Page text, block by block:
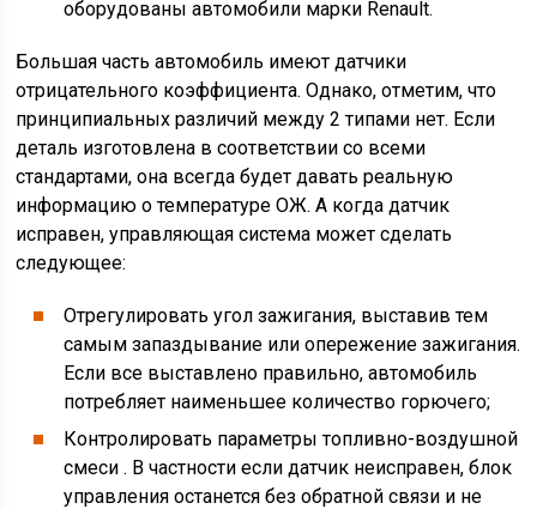
оборудованы автомобили марки Renault.
Большая часть автомобиль имеют датчики
отрицательного коэффициента. Однако, отметим, что
принципиальных различий между 2 типами нет. Если
деталь изготовлена в соответствии со всеми
стандартами, она всегда будет давать реальную
информацию о температуре ОЖ. А когда датчик
исправен, управляющая система может сделать
следующее:
Отрегулировать угол зажигания, выставив тем
самым запаздывание или опережение зажигания.
Если все выставлено правильно, автомобиль
потребляет наименьшее количество горючего;
Контролировать параметры топливно-воздушной
смеси . В частности если датчик неисправен, блок
управления останется без обратной связи и не